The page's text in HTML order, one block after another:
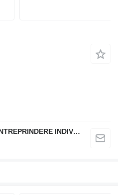
SZENTMIKLOSI ADALBERT ÎNTREPRINDERE INDIVIDUALĂ